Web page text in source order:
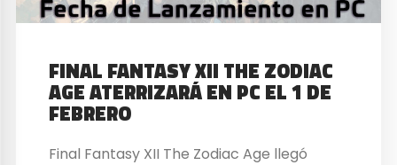
FINAL FANTASY XII THE ZODIAC
AGE ATERRIZARÁ EN PC EL 1 DE
FEBRERO
Final Fantasy XII The Zodiac Age llegó